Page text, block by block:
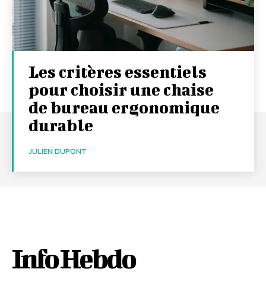
Les critères essentiels
pour choisir une chaise
de bureau ergonomique
durable
JULIEN DUPONT
Info Hebdo